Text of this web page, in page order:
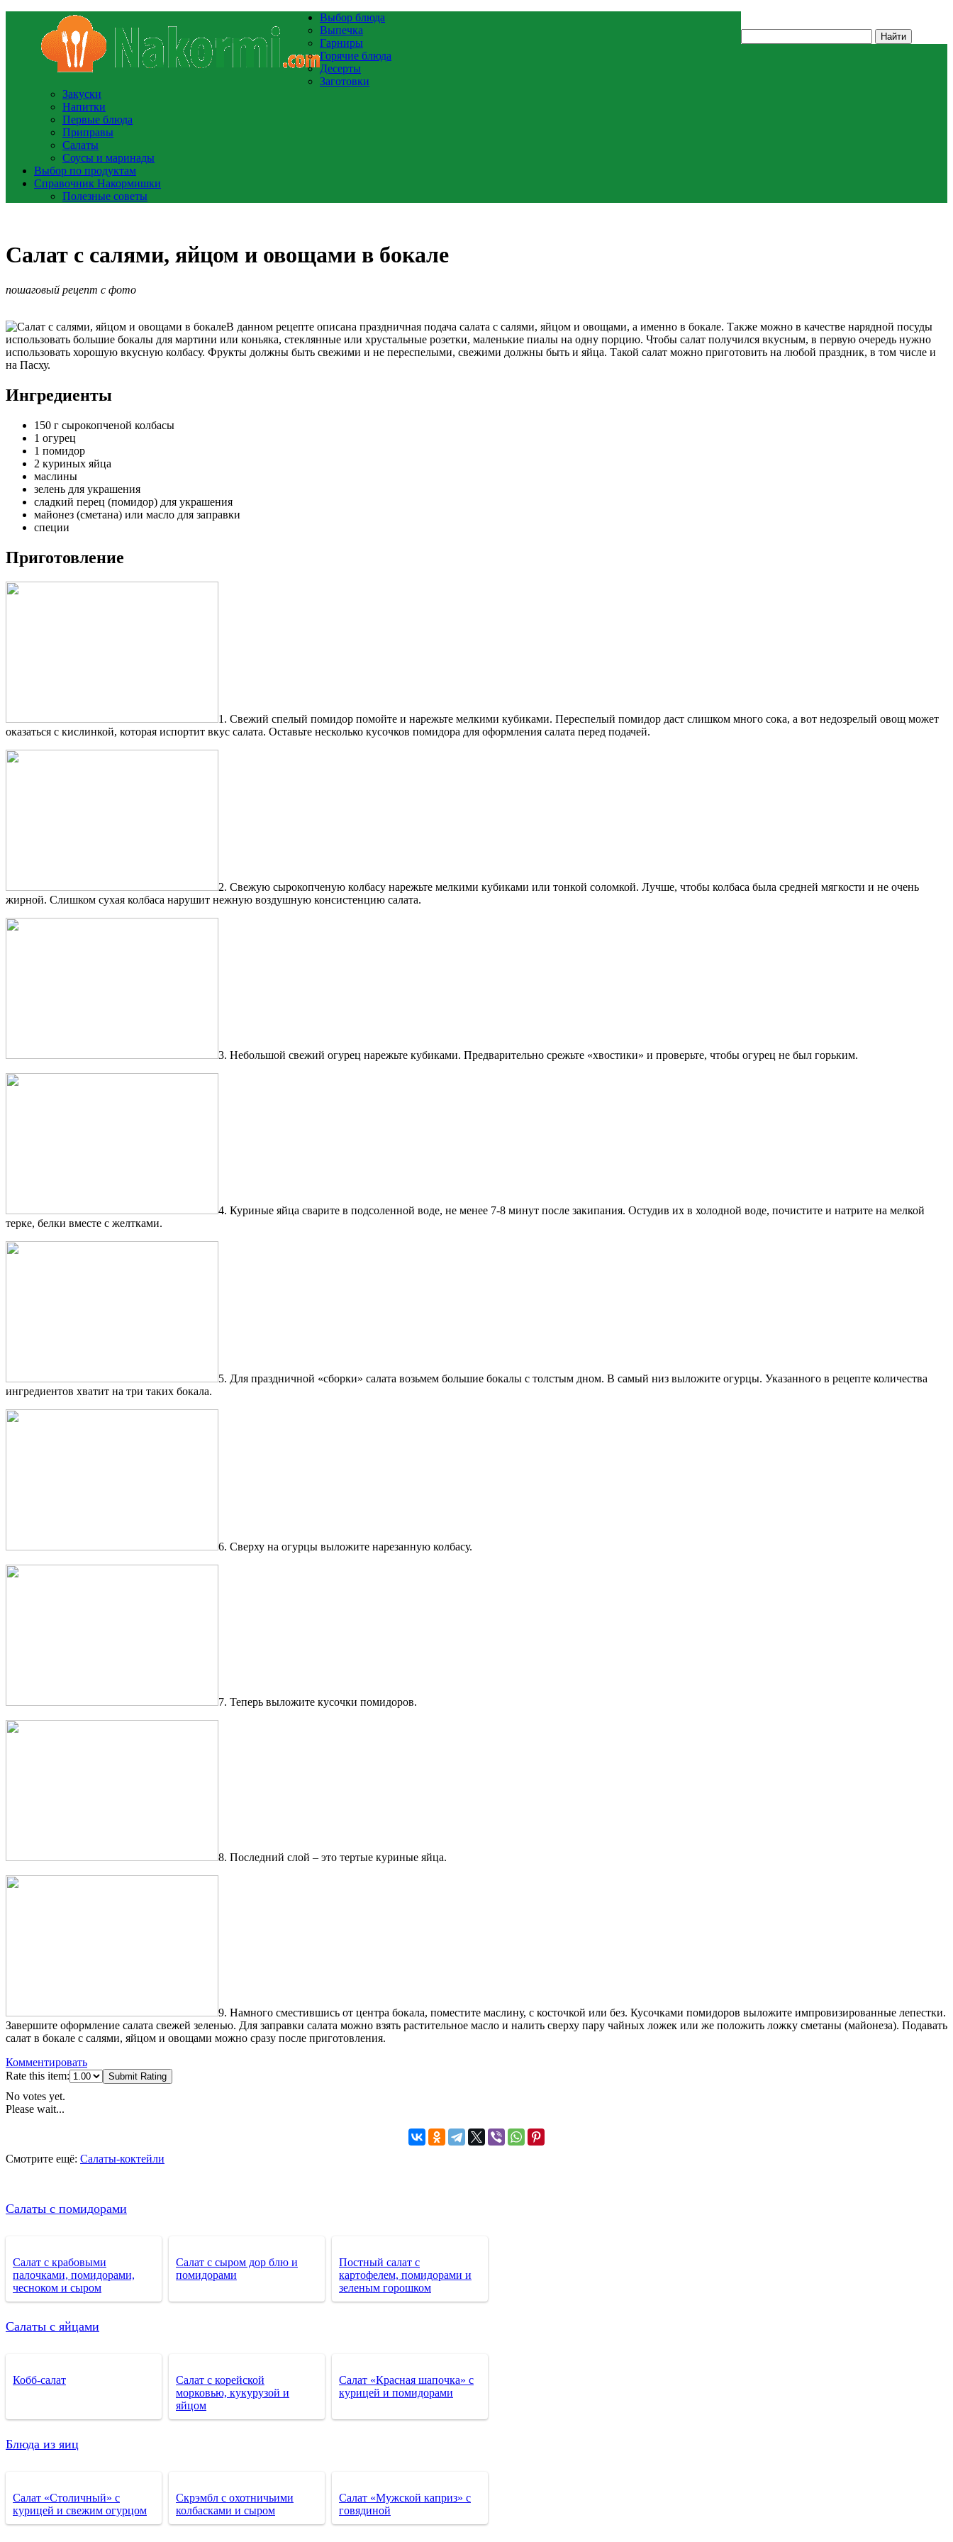
Выбор блюда
Выпечка
Гарниры
Горячие блюда
Десерты
Заготовки
Закуски
Напитки
Первые блюда
Приправы
Салаты
Соусы и маринады
Выбор по продуктам
Справочник Накормишки
Полезные советы
Салат с салями, яйцом и овощами в бокале
пошаговый рецепт с фото
В данном рецепте описана праздничная подача салата с салями, яйцом и овощами, а именно в бокале. Также можно в качестве нарядной посуды
использовать большие бокалы для мартини или коньяка, стеклянные или хрустальные розетки, маленькие пиалы на одну порцию. Чтобы салат получился вкусным, в первую очередь нужно
использовать хорошую вкусную колбасу. Фрукты должны быть свежими и не переспелыми, свежими должны быть и яйца. Такой салат можно приготовить на любой праздник, в том числе и
на Пасху.
Ингредиенты
150 г сырокопченой колбасы
1 огурец
1 помидор
2 куриных яйца
маслины
зелень для украшения
сладкий перец (помидор) для украшения
майонез (сметана) или масло для заправки
специи
Приготовление
1. Свежий спелый помидор помойте и нарежьте мелкими кубиками. Переспелый помидор даст слишком много сока, а вот недозрелый овощ может
оказаться с кислинкой, которая испортит вкус салата. Оставьте несколько кусочков помидора для оформления салата перед подачей.
2. Свежую сырокопченую колбасу нарежьте мелкими кубиками или тонкой соломкой. Лучше, чтобы колбаса была средней мягкости и не очень
жирной. Слишком сухая колбаса нарушит нежную воздушную консистенцию салата.
3. Небольшой свежий огурец нарежьте кубиками. Предварительно срежьте «хвостики» и проверьте, чтобы огурец не был горьким.
4. Куриные яйца сварите в подсоленной воде, не менее 7-8 минут после закипания. Остудив их в холодной воде, почистите и натрите на мелкой
терке, белки вместе с желтками.
5. Для праздничной «сборки» салата возьмем большие бокалы с толстым дном. В самый низ выложите огурцы. Указанного в рецепте количества
ингредиентов хватит на три таких бокала.
6. Сверху на огурцы выложите нарезанную колбасу.
7. Теперь выложите кусочки помидоров.
8. Последний слой – это тертые куриные яйца.
9. Намного сместившись от центра бокала, поместите маслину, с косточкой или без. Кусочками помидоров выложите импровизированные лепестки.
Завершите оформление салата свежей зеленью. Для заправки салата можно взять растительное масло и налить сверху пару чайных ложек или же положить ложку сметаны (майонеза). Подавать
салат в бокале с салями, яйцом и овощами можно сразу после приготовления.
Комментировать
Rate this item:
Submit Rating
No votes yet.
Please wait...
Смотрите ещё: Салаты-коктейли
Салаты с помидорами
Салат с крабовыми
палочками, помидорами,
чесноком и сыром
Салат с сыром дор блю и
помидорами
Постный салат с
картофелем, помидорами и
зеленым горошком
Салаты с яйцами
Кобб-салат
Салат с корейской
морковью, кукурузой и
яйцом
Салат «Красная шапочка» с
курицей и помидорами
Блюда из яиц
Салат «Столичный» с
курицей и свежим огурцом
Скрэмбл с охотничьими
колбасками и сыром
Салат «Мужской каприз» с
говядиной